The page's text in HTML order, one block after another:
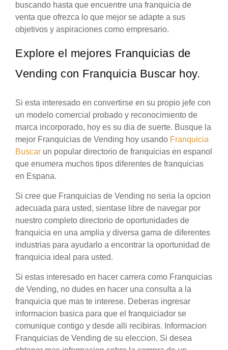
buscando hasta que encuentre una franquicia de
venta que ofrezca lo que mejor se adapte a sus
objetivos y aspiraciones como empresario.
Explore el mejores Franquicias de
Vending con Franquicia Buscar hoy.
Si esta interesado en convertirse en su propio jefe con
un modelo comercial probado y reconocimiento de
marca incorporado, hoy es su dia de suerte. Busque la
mejor Franquicias de Vending hoy usando Franquicia
Buscar un popular directorio de franquicias en espanol
que enumera muchos tipos diferentes de franquicias
en Espana.
Si cree que Franquicias de Vending no seria la opcion
adecuada para usted, sientase libre de navegar por
nuestro completo directorio de oportunidades de
franquicia en una amplia y diversa gama de diferentes
industrias para ayudarlo a encontrar la oportunidad de
franquicia ideal para usted.
Si estas interesado en hacer carrera como Franquicias
de Vending, no dudes en hacer una consulta a la
franquicia que mas te interese. Deberas ingresar
informacion basica para que el franquiciador se
comunique contigo y desde alli recibiras. Informacion
Franquicias de Vending de su eleccion. Si desea